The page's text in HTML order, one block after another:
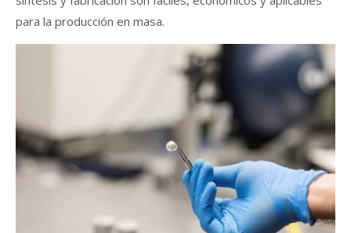
para la producción en masa.